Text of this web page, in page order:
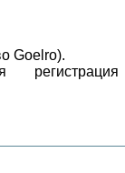
Goelro).